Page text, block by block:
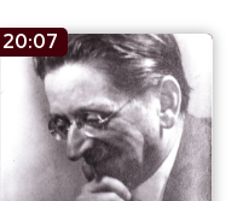
20:07